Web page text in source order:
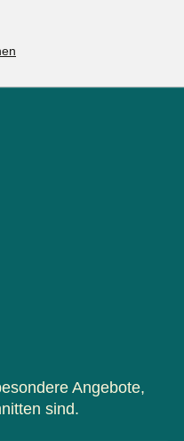
Angebote,
sind.